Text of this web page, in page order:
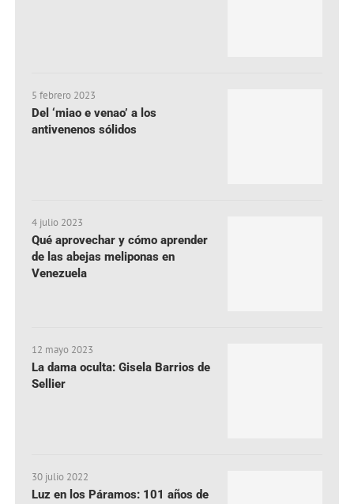
5 febrero 2023
Del ‘miao e venao’ a los
antivenenos sólidos
4 julio 2023
Qué aprovechar y cómo aprender
de las abejas meliponas en
Venezuela
12 mayo 2023
La dama oculta: Gisela Barrios de
Sellier
30 julio 2022
Luz en los Páramos: 101 años de